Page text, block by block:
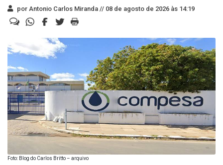
por Antonio Carlos Miranda // 08 de agosto de 2026 às 14:19
Foto: Blog do Carlos Britto – arquivo